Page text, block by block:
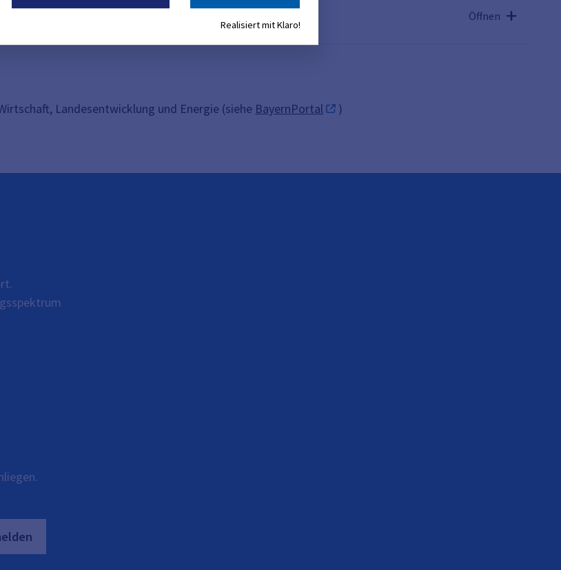
Öffnen
Landesentwicklung und Energie (siehe BayernPortal )
Realisiert mit Klaro!